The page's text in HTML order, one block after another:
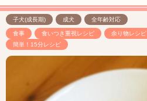
子犬(成長期) 成犬 全年齢対応
食事 食いつき重視レシピ 余り物レシピ
簡単！15分レシピ